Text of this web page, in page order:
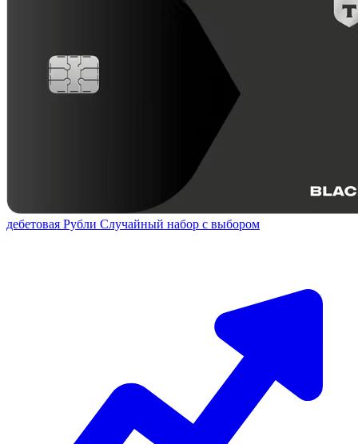
дебетовая Рубли Случайный набор с выбором